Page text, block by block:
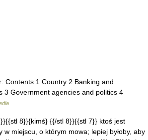
Contents 1 Country 2 Banking and
3 Government agencies and politics 4
8}}{kimś} {{/stl 8}}{{stl 7}} ktoś jest
w miejscu, o którym mowa; lepiej byłoby, aby